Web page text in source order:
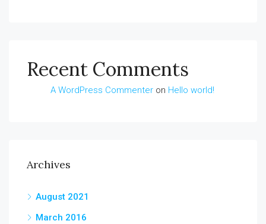
Recent Comments
A WordPress Commenter on Hello world!
Archives
August 2021
March 2016